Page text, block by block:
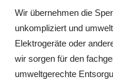
Wir übernehmen die
unkompliziert und
Elektrogeräte oder
wir sorgen für den
umweltgerechte